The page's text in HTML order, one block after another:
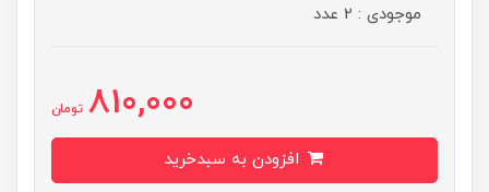
موجودی : 2 عدد
810,000 تومان